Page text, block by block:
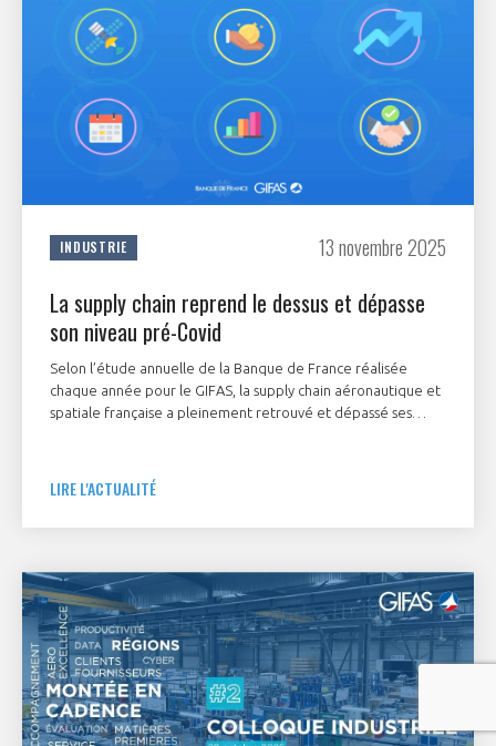
INDUSTRIE 13 novembre 2025
La supply chain reprend le dessus et dépasse
son niveau pré-Covid
Selon l’étude annuelle de la Banque de France réalisée
chaque année pour le GIFAS, la supply chain aéronautique et
spatiale française a pleinement retrouvé et dépassé ses
LIRE L'ACTUALITÉ